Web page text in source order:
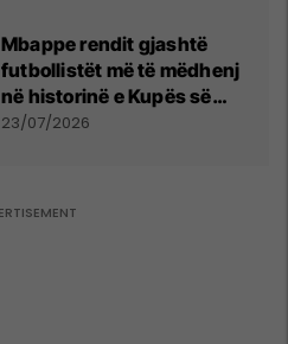
Mbappe rendit gjashtë
futbollistët më të mëdhenj
në historinë e Kupës së
Botës, Messi mbetet i dyti
23/07/2026